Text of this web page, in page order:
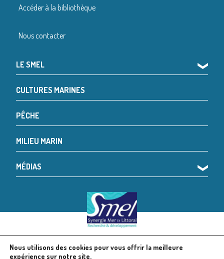
Accéder à la bibliothèque
Nous contacter
LE SMEL ❯
CULTURES MARINES
PÊCHE
MILIEU MARIN
MÉDIAS ❯
© 2024 SMEL Mentions légales
Nous utilisons des cookies pour vous offrir la meilleure
expérience sur notre site.